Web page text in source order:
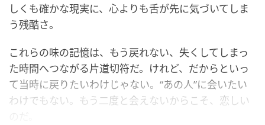
しくも確かな現実に、心よりも舌が先に気づいてしま
う残酷さ。
これらの味の記憶は、もう戻れない、失くしてしまっ
た時間へつながる片道切符だ。けれど、だからといっ
て当時に戻りたいわけじゃない。“あの人”に会いたい
わけでもない。もう二度と会えないからこそ、恋しい